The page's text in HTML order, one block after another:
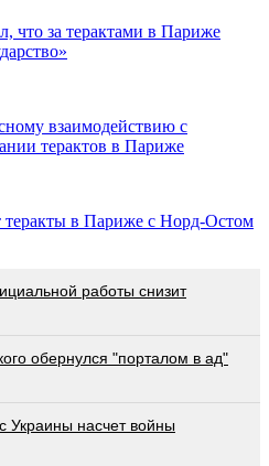
что за терактами в Париже
взаимодействию с
терактов в Париже
в Париже с Норд-Остом
работы снизит
обернулся "порталом в ад"
Украины насчет войны